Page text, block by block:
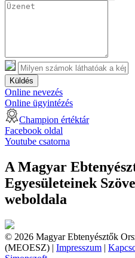
Küldés
Online nevezés
Online ügyintézés
Champion értéktár
Facebook oldal
Youtube csatorna
A Magyar
Egyesületeinek
weboldala
© 2026 Magyar Ebtenyésztők
(MEOESZ) | Impresszum |